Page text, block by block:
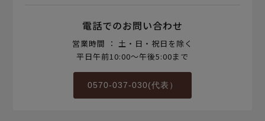
電話でのお問い合わせ
営業時間 ： 土・日・祝日を除く
平日午前10:00～午後5:00まで
0570-037-030(代表）